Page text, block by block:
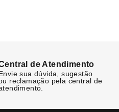
de Atendimento
sua dúvida, sugestão
reclamação pela central de